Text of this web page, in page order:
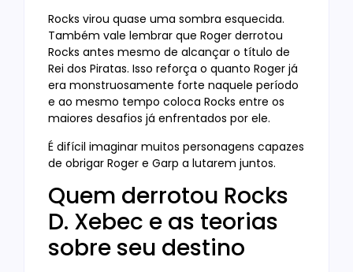
Rocks virou quase uma sombra esquecida.
Também vale lembrar que Roger derrotou
Rocks antes mesmo de alcançar o título de
Rei dos Piratas. Isso reforça o quanto Roger já
era monstruosamente forte naquele período
e ao mesmo tempo coloca Rocks entre os
maiores desafios já enfrentados por ele.
É difícil imaginar muitos personagens capazes
de obrigar Roger e Garp a lutarem juntos.
Quem derrotou Rocks
D. Xebec e as teorias
sobre seu destino